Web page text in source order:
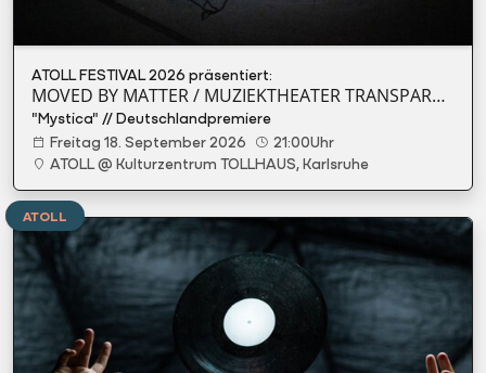
ATOLL FESTIVAL 2026 präsentiert:
MOVED BY MATTER / MUZIEKTHEATER TRANSPARANT (BE)
"Mystica" // Deutschlandpremiere
Freitag 18. September 2026
21:00Uhr
ATOLL @ Kulturzentrum TOLLHAUS, Karlsruhe
ATOLL